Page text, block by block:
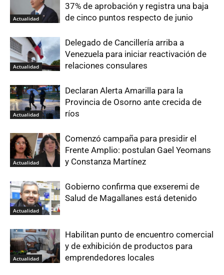
Actualidad
37% de aprobación y registra una baja
de cinco puntos respecto de junio
Actualidad
Delegado de Cancillería arriba a
Venezuela para iniciar reactivación de
relaciones consulares
Actualidad
Declaran Alerta Amarilla para la
Provincia de Osorno ante crecida de
ríos
Actualidad
Comenzó campaña para presidir el
Frente Amplio: postulan Gael Yeomans
y Constanza Martínez
Actualidad
Gobierno confirma que exseremi de
Salud de Magallanes está detenido
Actualidad
Habilitan punto de encuentro comercial
y de exhibición de productos para
emprendedores locales